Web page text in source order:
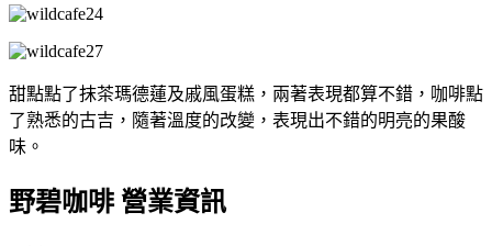
甜點點了抹茶瑪德蓮及戚風蛋糕，兩著表現都算不錯，咖啡點
了熟悉的古吉，隨著溫度的改變，表現出不錯的明亮的果酸
味。
野碧咖啡 營業資訊